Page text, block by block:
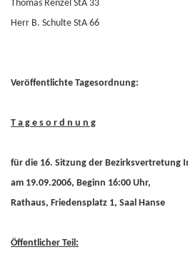
Thomas Renzel StA 33
Herr B. Schulte StA 66
Veröffentlichte Tagesordnung:
T a g e s o r d n u n g
für die 16. Sitzung der Bezirksvertretung
am 19.09.2006, Beginn 16:00 Uhr,
Rathaus, Friedensplatz 1, Saal Hanse
Öffentlicher Teil: